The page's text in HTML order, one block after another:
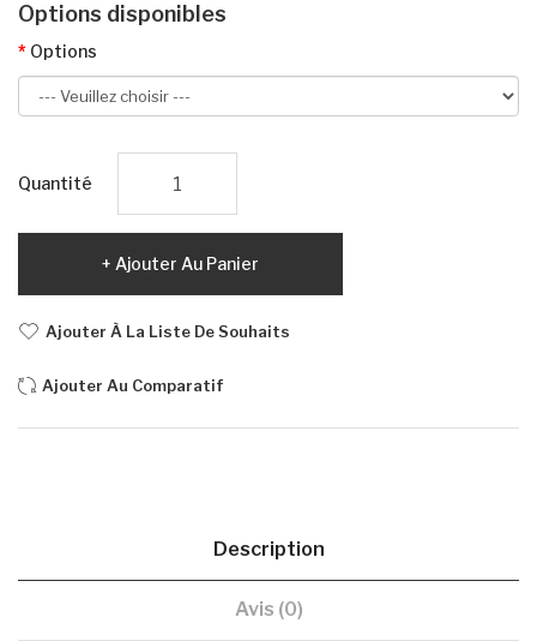
Options disponibles
Options
Quantité
Ajouter Au Panier
Ajouter À La Liste De Souhaits
Ajouter Au Comparatif
Description
Avis (0)